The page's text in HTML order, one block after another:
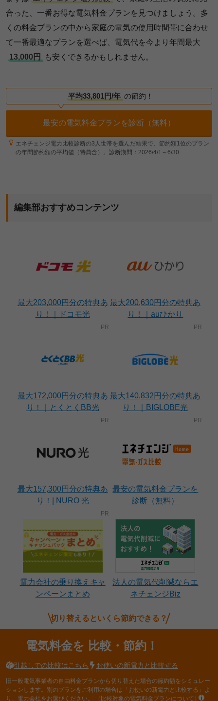
合った、一番お得な電気料金プランを見つけましょう。多
くの料金プランの中から家庭の電気の使用時間帯に合わせ
て一番最適なプランを選べば、電気代を今より年間最大
13,000円
も安くできるかもしれません。
平均33,801円/年 の節約！
最安の電気料金プランを診断（無料）
エネチェンジ電力比較診断の3人世帯を選んだ結果で、節約額1位のプラン
の年間節約額の平均値（特典含）。診断期間：2026/4/1～6/30
編集部おすすめコンテンツ
最大203,000円分の特典あ
り！｜ドコモ光
最大200,630円分の特典あ
り！｜auひかり
最大172,000円分の特典あ
り！｜とくとくBB光
最大140,832円分の特典あ
り！｜BIGLOBE光
最大157,300円分の特典あ
り！| NURO 光
最安の電気料金プランを
診断（無料）
電力会社の乗り換えキャ
ンペーンまとめ
法人の電気代削減ならエ
ネチェンジBiz
切り替えるといくら節約できる？
電気料金を 比較・節約！
引越しでの比較はこちら お使いの新電力と比較する
旧一般電気事業者の自由料金プランから切り替えた場合の節約額をシミュレー
ションします。別のプランをご利用の場合は「お使いの新電力と比較する」よ
り、電力会社をお選びください。
（比較対象の電気料金プランについて）